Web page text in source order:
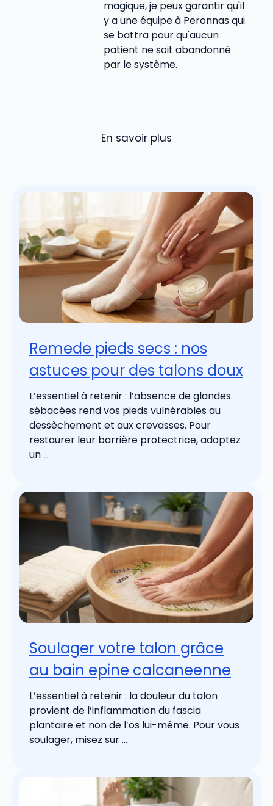
magique, je peux garantir qu'il
y a une équipe à Peronnas qui
se battra pour qu'aucun
patient ne soit abandonné
par le système.
En savoir plus
Remede pieds secs : nos
astuces pour des talons doux
L’essentiel à retenir : l’absence de glandes
sébacées rend vos pieds vulnérables au
dessèchement et aux crevasses. Pour
restaurer leur barrière protectrice, adoptez
un ...
Soulager votre talon grâce
au bain epine calcaneenne
L’essentiel à retenir : la douleur du talon
provient de l’inflammation du fascia
plantaire et non de l’os lui-même. Pour vous
soulager, misez sur ...